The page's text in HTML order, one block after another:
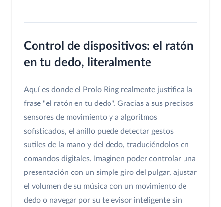
Control de dispositivos: el ratón
en tu dedo, literalmente
Aquí es donde el Prolo Ring realmente justifica la
frase "el ratón en tu dedo". Gracias a sus precisos
sensores de movimiento y a algoritmos
sofisticados, el anillo puede detectar gestos
sutiles de la mano y del dedo, traduciéndolos en
comandos digitales. Imaginen poder controlar una
presentación con un simple giro del pulgar, ajustar
el volumen de su música con un movimiento de
dedo o navegar por su televisor inteligente sin